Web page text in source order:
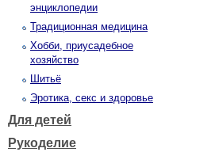
энциклопедии
Традиционная медицина
Хобби, приусадебное
хозяйство
Шитьё
Эротика, секс и здоровье
Для детей
Рукоделие